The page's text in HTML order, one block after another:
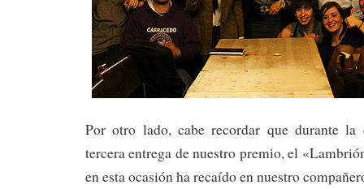
Por otro lado, cabe recordar que durante la
tercera entrega de nuestro premio, el
en esta ocasión ha recaído en nuestro